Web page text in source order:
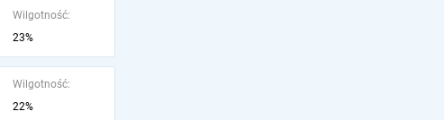
Wilgotność:
23%
Wilgotność:
22%